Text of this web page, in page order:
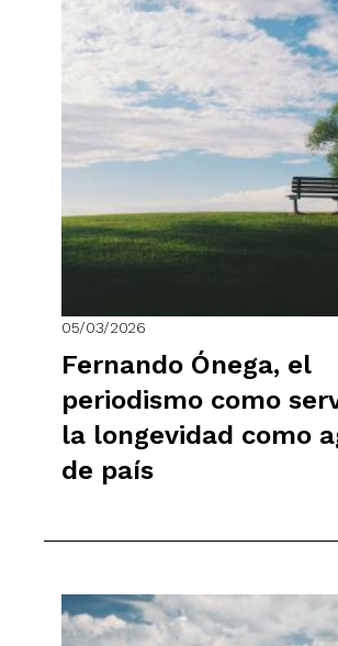
05/03/2026
Fernando Ónega, el
periodismo como
la longevidad como
de país